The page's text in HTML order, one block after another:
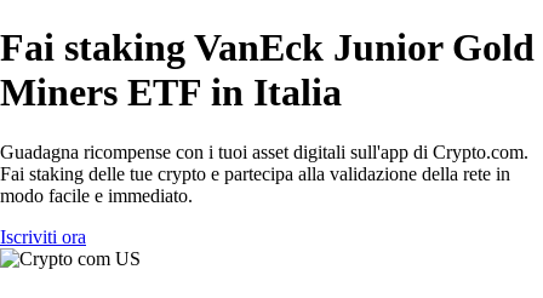
Fai staking VanEck Junior Gold
Miners ETF in Italia
Guadagna ricompense con i tuoi asset digitali sull'app di Crypto.com.
Fai staking delle tue crypto e partecipa alla validazione della rete in
modo facile e immediato.
Iscriviti ora